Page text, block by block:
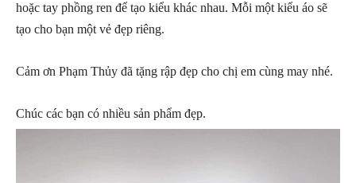
hoặc tay phồng ren để tạo kiểu khác nhau. Mỗi một kiểu áo sẽ
tạo cho bạn một vẻ đẹp riêng.
Cảm ơn Phạm Thủy đã tặng rập đẹp cho chị em cùng may nhé.
Chúc các bạn có nhiều sản phẩm đẹp.